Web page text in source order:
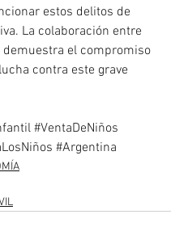
estos delitos de
La colaboración entre
demuestra el compromiso
contra este grave
#VentaDeNiños
#Argentina